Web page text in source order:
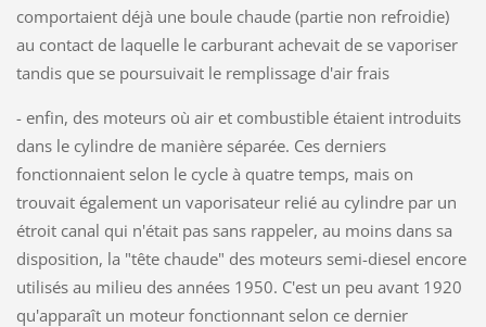
comportaient déjà une boule chaude (partie non refroidie)
au contact de laquelle le carburant achevait de se vaporiser
tandis que se poursuivait le remplissage d'air frais
- enfin, des moteurs où air et combustible étaient introduits
dans le cylindre de manière séparée. Ces derniers
fonctionnaient selon le cycle à quatre temps, mais on
trouvait également un vaporisateur relié au cylindre par un
étroit canal qui n'était pas sans rappeler, au moins dans sa
disposition, la "tête chaude" des moteurs semi-diesel encore
utilisés au milieu des années 1950. C'est un peu avant 1920
qu'apparaît un moteur fonctionnant selon ce dernier